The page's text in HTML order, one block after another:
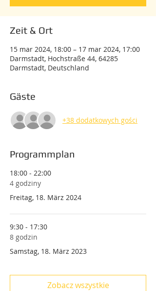
Zeit & Ort
15 mar 2024, 18:00 – 17 mar 2024, 17:00
Darmstadt, Hochstraße 44, 64285
Darmstadt, Deutschland
Gäste
+38 dodatkowych gości
Programmplan
18:00 - 22:00
4 godziny
Freitag, 18. März 2024
9:30 - 17:30
8 godzin
Samstag, 18. März 2023
Zobacz wszystkie